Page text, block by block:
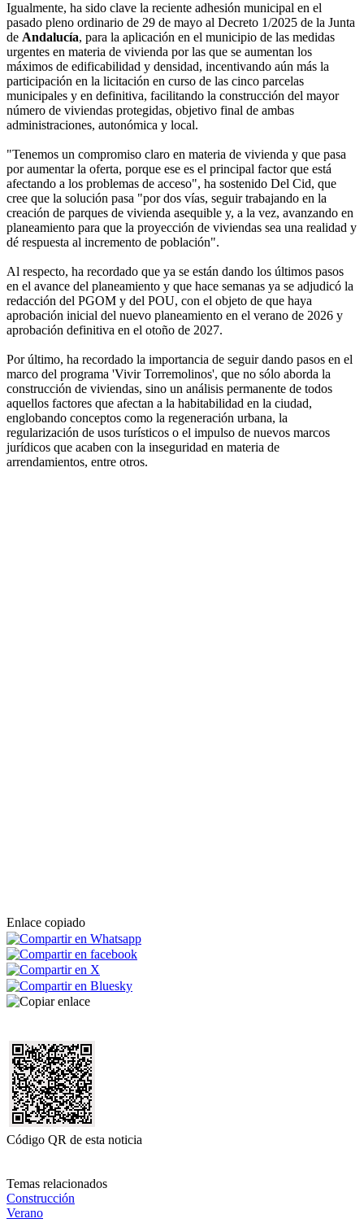
Igualmente, ha sido clave la reciente adhesión municipal en el
pasado pleno ordinario de 29 de mayo al Decreto 1/2025 de la Junta
de Andalucía, para la aplicación en el municipio de las medidas
urgentes en materia de vivienda por las que se aumentan los
máximos de edificabilidad y densidad, incentivando aún más la
participación en la licitación en curso de las cinco parcelas
municipales y en definitiva, facilitando la construcción del mayor
número de viviendas protegidas, objetivo final de ambas
administraciones, autonómica y local.
"Tenemos un compromiso claro en materia de vivienda y que pasa
por aumentar la oferta, porque ese es el principal factor que está
afectando a los problemas de acceso", ha sostenido Del Cid, que
cree que la solución pasa "por dos vías, seguir trabajando en la
creación de parques de vivienda asequible y, a la vez, avanzando en
planeamiento para que la proyección de viviendas sea una realidad y
dé respuesta al incremento de población".
Al respecto, ha recordado que ya se están dando los últimos pasos
en el avance del planeamiento y que hace semanas ya se adjudicó la
redacción del PGOM y del POU, con el objeto de que haya
aprobación inicial del nuevo planeamiento en el verano de 2026 y
aprobación definitiva en el otoño de 2027.
Por último, ha recordado la importancia de seguir dando pasos en el
marco del programa 'Vivir Torremolinos', que no sólo aborda la
construcción de viviendas, sino un análisis permanente de todos
aquellos factores que afectan a la habitabilidad en la ciudad,
englobando conceptos como la regeneración urbana, la
regularización de usos turísticos o el impulso de nuevos marcos
jurídicos que acaben con la inseguridad en materia de
arrendamientos, entre otros.
Enlace copiado
Código QR de esta noticia
Temas relacionados
Construcción
Verano